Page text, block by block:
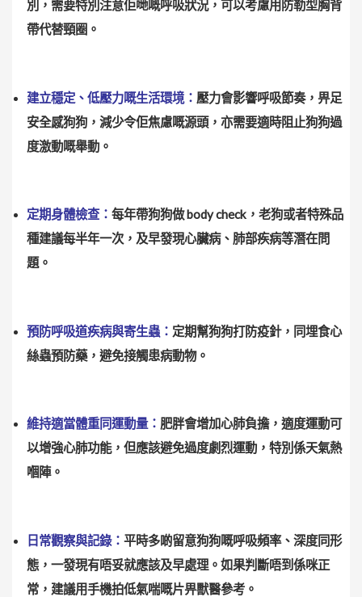
別，需要特別注意佢哋嘅呼吸狀況，可以考慮用防勒型胸背
帶代替頸圈。
建立穩定、低壓力嘅生活環境： 壓力會影響呼吸節奏，畀足
安全感狗狗，減少令佢焦慮嘅源頭，亦需要適時阻止狗狗過
度激動嘅舉動。
定期身體檢查：每年帶狗狗做 body check，老狗或者特殊品
種建議每半年一次，及早發現心臟病、肺部疾病等潛在問
題。
預防呼吸道疾病與寄生蟲： 定期幫狗狗打防疫針，同埋食心
絲蟲預防藥，避免接觸患病動物。
維持適當體重同運動量： 肥胖會增加心肺負擔，適度運動可
以增強心肺功能，但應該避免過度劇烈運動，特別係天氣熱
嗰陣。
日常觀察與記錄：平時多啲留意狗狗嘅呼吸頻率、深度同形
態，一發現有唔妥就應該及早處理。如果判斷唔到係咪正
常，建議用手機拍低氣喘嘅片畀獸醫參考。